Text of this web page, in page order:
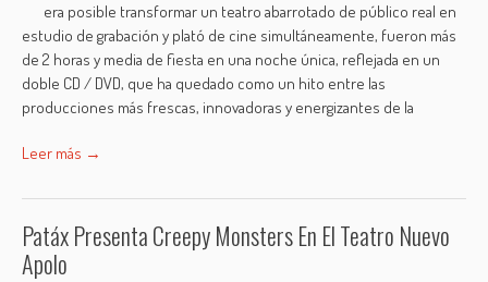
era posible transformar un teatro abarrotado de público real en
estudio de grabación y plató de cine simultáneamente, fueron más
de 2 horas y media de fiesta en una noche única, reflejada en un
doble CD / DVD, que ha quedado como un hito entre las
producciones más frescas, innovadoras y energizantes de la
Leer más →
Patáx Presenta Creepy Monsters En El Teatro Nuevo
Apolo